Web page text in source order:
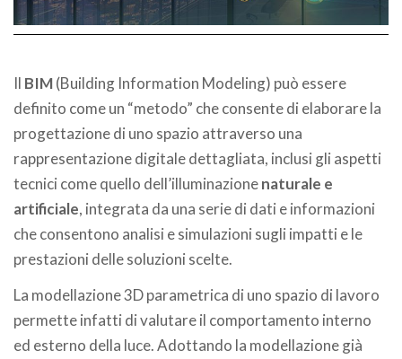
Il BIM(Building Information Modeling) può essere
definito come un “metodo” che consente di elaborare la
progettazione di uno spazio attraverso una
rappresentazione digitale dettagliata, inclusi gli aspetti
tecnici come quello dell’illuminazionenaturale e
artificiale, integrata da una serie di dati e informazioni
che consentono analisi e simulazioni sugli impatti e le
prestazioni delle soluzioni scelte.
La modellazione 3D parametrica di uno spazio di lavoro
permette infatti di valutare il comportamento interno
ed esterno della luce. Adottando la modellazione già